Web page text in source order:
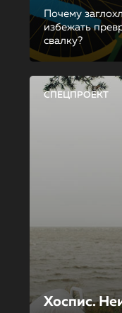
Почему
избежать
свалку?
СПЕЦПРОЕКТ
Хоспис.